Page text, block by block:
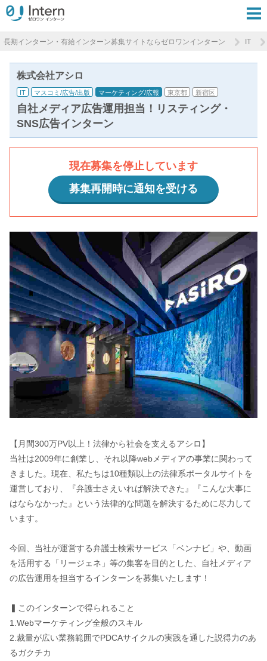
長期インターン・有給インターン募集サイトならゼロワンインターン IT
株式会社アシロ
IT マスコミ/広告/出版 マーケティング/広報 東京都 新宿区
自社メディア広告運用担当！リスティング・
SNS広告インターン
現在募集を停止しています
募集再開時に通知を受ける
【月間300万PV以上！法律から社会を支えるアシロ】
当社は2009年に創業し、それ以降webメディアの事業に関わって
きました。現在、私たちは10種類以上の法律系ポータルサイトを
運営しており、『弁護士さえいれば解決できた』『こんな大事に
はならなかった』という法律的な問題を解決するために尽力して
います。
今回、当社が運営する弁護士検索サービス「ベンナビ」や、動画
を活用する「リージェネ」等の集客を目的とした、自社メディア
の広告運用を担当するインターンを募集いたします！
▍このインターンで得られること
1.Webマーケティング全般のスキル
2.裁量が広い業務範囲でPDCAサイクルの実践を通した説得力のあ
るガクチカ